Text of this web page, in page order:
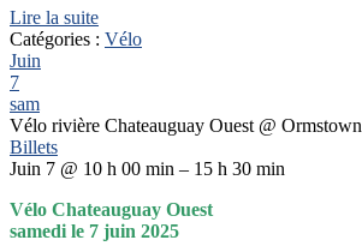
Lire la suite
Catégories : Vélo
Juin
7
sam
Vélo rivière Chateauguay Ouest @ Ormstown
Billets
Juin 7 @ 10 h 00 min – 15 h 30 min
Vélo Chateauguay Ouest
samedi le 7 juin 2025